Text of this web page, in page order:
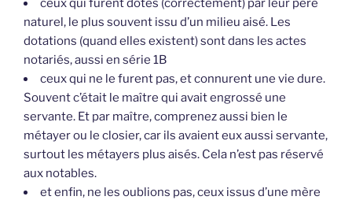
ceux qui furent dotés (correctement) par leur père
naturel, le plus souvent issu d’un milieu aisé. Les
dotations (quand elles existent) sont dans les actes
notariés, aussi en série 1B
ceux qui ne le furent pas, et connurent une vie dure.
Souvent c’était le maître qui avait engrossé une
servante. Et par maître, comprenez aussi bien le
métayer ou le closier, car ils avaient eux aussi servante,
surtout les métayers plus aisés. Cela n’est pas réservé
aux notables.
et enfin, ne les oublions pas, ceux issus d’une mère